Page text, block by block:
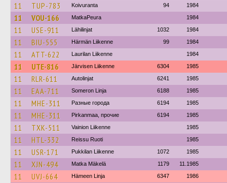
11 TUP-783 Koivuranta 94 1984
11 VOU-166 MatkaPeura 1984
11 USE-911 Lähilinjat 1032 1984
11 BIU-555 Härmän Liikenne 99 1984
11 ATT-622 Laurilan Liikenne 1984
11 UTE-816 Järvisen Liikenne 6304 1985
11 RLR-611 Autolinjat 6241 1985
11 EAA-711 Someron Linja 6188 1985
11 MHE-311 Разные города 6194 1985
11 MHE-311 Pirkanmaa, прочие 6194 1985
11 TXK-511 Vainion Liikenne 1985
11 HTL-332 Reissu Ruoti 1985
11 USR-171 Pukkilan Liikenne 1072 1985
11 XJN-494 Matka Mäkelä 1179 11.1985
11 UVJ-664 Hämeen Linja 6347 1986